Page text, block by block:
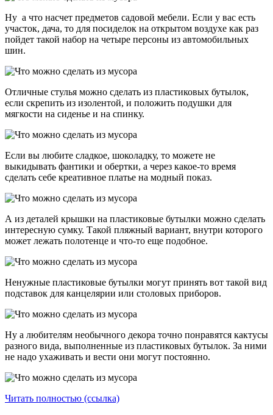
Ну а что насчет предметов садовой мебели. Если у вас есть
участок, дача, то для посиделок на открытом воздухе как раз
пойдет такой набор на четыре персоны из автомобильных
шин.
Отличные стулья можно сделать из пластиковых бутылок,
если скрепить из изолентой, и положить подушки для
мягкости на сиденье и на спинку.
Если вы любите сладкое, шоколадку, то можете не
выкидывать фантики и обертки, а через какое-то время
сделать себе креативное платье на модный показ.
А из деталей крышки на пластиковые бутылки можно сделать
интересную сумку. Такой пляжный вариант, внутри которого
может лежать полотенце и что-то еще подобное.
Ненужные пластиковые бутылки могут принять вот такой вид
подставок для канцелярии или столовых приборов.
Ну а любителям необычного декора точно понравятся кактусы
разного вида, выполненные из пластиковых бутылок. За ними
не надо ухаживать и вести они могут постоянно.
Читать полностью (ссылка)